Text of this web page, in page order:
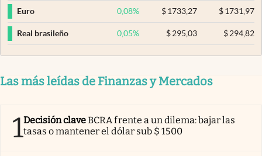
Euro 0,08% $ 1733,27 $1731,97
Real brasileño 0,05% $ 295,03 $294,82
Las más leídas de Finanzas y Mercados
1Decisión claveBCRA frente a un dilema: bajar las
tasas o mantener el dólar sub $ 1500